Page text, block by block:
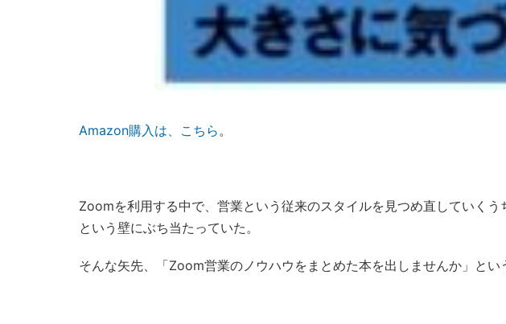
Amazon購入は、こちら。
Zoomを利用する中で、営業という従来のスタイルを見つめ直していく
という壁にぶち当たっていた。
そんな矢先、「Zoom営業のノウハウをまとめた本を出しませんか」とい